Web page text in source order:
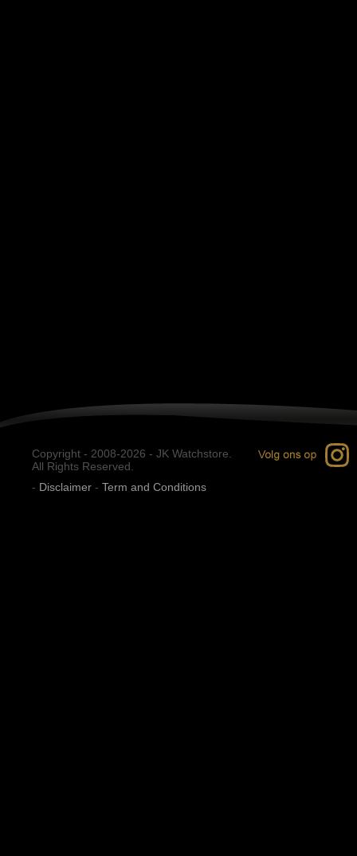
Copyright - 2008-2026 - JK Watchstore.
All Rights Reserved.
- Disclaimer - Term and Conditions